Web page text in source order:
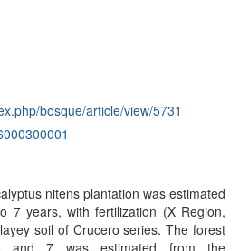
bosque/article/view/5731
nitens plantation was estimated
7 years, with fertilization (X Region,
soil of Crucero series. The forest
7 was estimated from the